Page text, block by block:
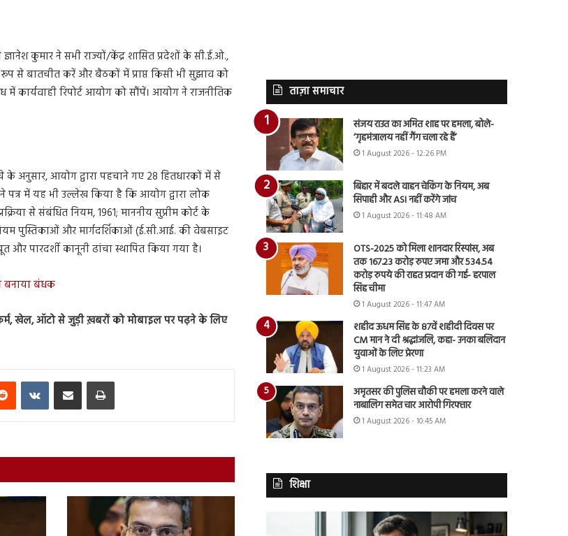
कुमार ने सभी राज्यों/केंद्र शासित प्रदेशों के सी.ई.ओ.,
से बातचीत करें और बैठकों में प्राप्त किसी भी सुझाव को
कार्यवाही रिपोर्ट आयोग को सौंपें। आयोग ने राजनीतिक
आयोग द्वारा पहचाने गए 28 हितधारकों में से
में यह भी उल्लेख किया है कि आयोग द्वारा लोक
से संबंधित नियम, 1961; माननीय सुप्रीम कोर्ट के
पुस्तिकाओं और मार्गदर्शिकाओं (ई.सी.आई. की वेबसाइट
पारदर्शी कानूनी ढांचा स्थापित किया गया है।
बनाया बंधक
कर्म, खेल, ऑटो से जुड़ी ख़बरों को मोबाइल पर पढ़ने के लिए
Reddit VKontakteShare via Email Print
ताज़ा समाचार
संजय राउत का अमित शाह पर हमला, बोले-
‘गृहमंत्रालय नहीं गैंग चला रहे हैं’
1 August 2026 - 12:26 PM
बिहार में बदले वाहन चेकिंग के नियम, अब
सिपाही और ASI नहीं करेंगे जांच
1 August 2026 - 11:48 AM
OTS-2025 को मिला शानदार रिस्पांस, अब
तक 167.23 करोड़ रुपए जमा और 534.54
करोड़ रुपये की राहत प्रदान की गई- हरपाल
सिंह चीमा
1 August 2026 - 11:47 AM
शहीद ऊधम सिंह के 87वें शहीदी दिवस पर
CM मान ने दी श्रद्धांजलि, कहा- उनका बलिदान
युवाओं के लिए प्रेरणा
1 August 2026 - 11:23 AM
अमृतसर की पुलिस चौकी पर हमला करने वाले
नाबालिग समेत चार आरोपी गिरफ्तार
1 August 2026 - 10:45 AM
शिक्षा